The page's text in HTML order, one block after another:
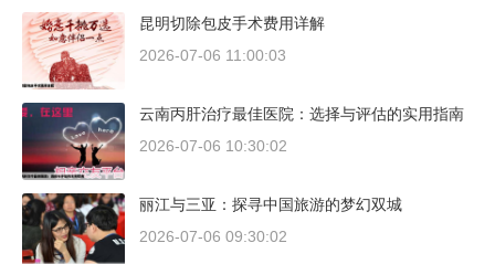
昆明切除包皮手术费用详解
2026-07-06 11:00:03
云南丙肝治疗最佳医院：选择与评估的实用指南
2026-07-06 10:30:02
丽江与三亚：探寻中国旅游的梦幻双城
2026-07-06 09:30:02